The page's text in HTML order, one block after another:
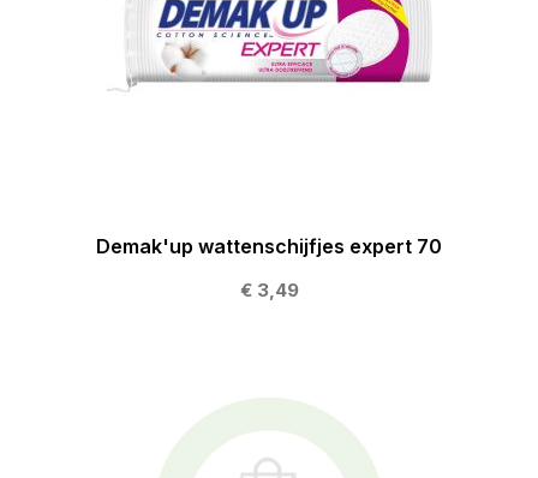
Demak'up wattenschijfjes expert 70
€ 3,49